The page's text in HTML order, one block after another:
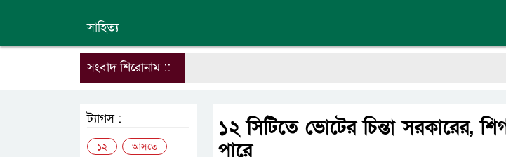
সাহিত্য
সংবাদ শিরোনাম ::
১২ সিটিতে ভোটের চিন্তা সরকারের,
পারে
ট্যাগস :
১২
আসতে